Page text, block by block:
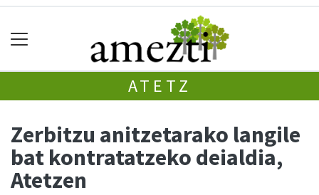
ATETZ
Zerbitzu anitzetarako langile
bat kontratatzeko deialdia,
Atetzen